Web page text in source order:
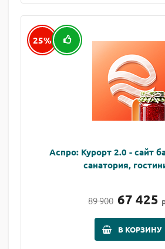
25%
Аспро: Курорт 2.0 - сайт
санатория,
89 900 67 425
В КОРЗИНУ